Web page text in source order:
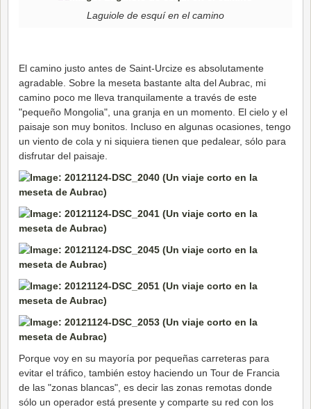
Laguiole de esquí en el camino
El camino justo antes de Saint-Urcize es absolutamente
agradable. Sobre la meseta bastante alta del Aubrac, mi
camino poco me lleva tranquilamente a través de este
"pequeño Mongolia", una granja en un momento. El cielo y el
paisaje son muy bonitos. Incluso en algunas ocasiones, tengo
un viento de cola y ni siquiera tienen que pedalear, sólo para
disfrutar del paisaje.
Porque voy en su mayoría por pequeñas carreteras para
evitar el tráfico, también estoy haciendo un Tour de Francia
de las "zonas blancas", es decir las zonas remotas donde
sólo un operador está presente y comparte su red con los